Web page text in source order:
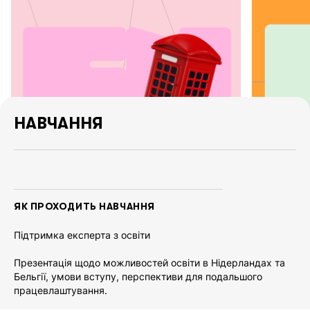
НАВЧАННЯ
ЯК ПРОХОДИТЬ НАВЧАННЯ
Підтримка експерта з освіти
Презентація щодо можливостей освіти в Нідерландах та
Бельгії, умови вступу, перспективи для подальшого
працевлаштування.
досвідчений відповідальний груп лідер який відразу
формувала здорове екологічне спілкування підлітків,
неймовірні зусилля та небайдужість по вирішенню питань
починаючи з підтримки на тестуванні, відвідування
екскурсій (ситуаційне адаптування з університетом
зручного таймінгу під наших дітей), повна орієнтація по
місцевості та культурі. поїздка залишила в памʼяті дітей
найперше показав як аналізувати та досліджувати,
використовувати структуровану інформацію та формувати
було все зрозуміло та спокійно за дітей. Окремо дякую за
максимально швидку реакцію з ногою, рекомендації по
медицині в Британії та прояв дружби команди.
1 980 GBP
+36
БІЛЬШЕ ПРОГРАМ КАНІКУЛ